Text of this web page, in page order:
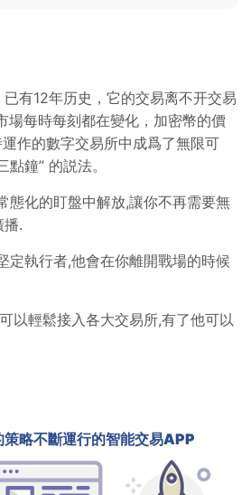
有12年历史，它的交易离不开交易
場每時每刻都在變化，加密幣的價
作的數字交易所中成爲了無限可
鐘” 的説法。
態化的盯盤中解放,讓你不再需要無
播.
定執行者,他會在你離開戰場的時候
以輕鬆接入各大交易所,有了他可以
略不斷運行的智能交易APP